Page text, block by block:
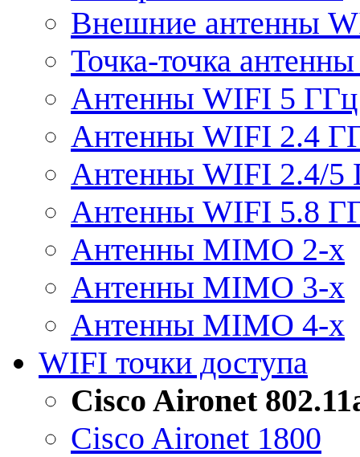
Внешние антенны
Точка-точка
Антенны WIFI 5 ГГц
Антенны WIFI 2.4
Антенны WIFI 2.4/5
Антенны WIFI 5.8
Антенны MIMO 2-x
Антенны MIMO 3-x
Антенны MIMO 4-x
WIFI точки доступа
Cisco Aironet
Cisco Aironet 1800